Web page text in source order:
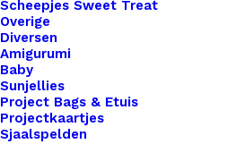
Scheepjes Sweet Treat
Overige
Diversen
Amigurumi
Baby
Sunjellies
Project Bags & Etuis
Projectkaartjes
Sjaalspelden